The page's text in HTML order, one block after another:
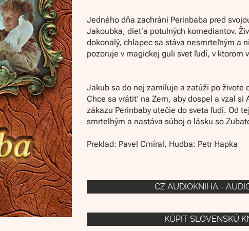
Jedného dňa zachráni Perinbaba pred
Jakoubka, dieťa potulných komediantov.
dokonalý, chlapec sa stáva nesmrteľným a
pozoruje v magickej guli svet ľudí, v ktorom
Jakub sa do nej zamiluje a zatúži po živote
Chce sa vrátiť na Zem, aby dospel a vzal si
zákazu Perinbaby utečie do sveta ľudí. Od
smrteľným a nastáva súboj o lásku so
Preklad: Pavel Cmíral, Hudba: Petr Hapka
CZ AUDIOKNIHA -
KÚPIT SLOVENSKÚ